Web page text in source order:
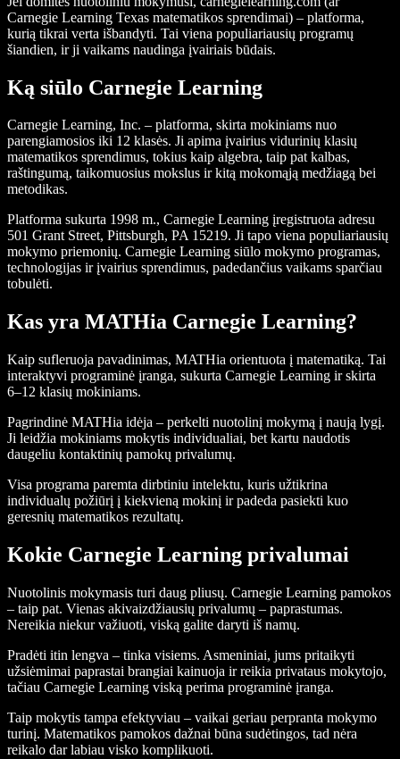
Carnegie Learning Texas matematikos sprendimai) – platforma,
kurią tikrai verta išbandyti. Tai viena populiariausių programų
šiandien, ir ji vaikams naudinga įvairiais būdais.
Ką siūlo Carnegie Learning
Carnegie Learning, Inc. – platforma, skirta mokiniams nuo
parengiamosios iki 12 klasės. Ji apima įvairius vidurinių klasių
matematikos sprendimus, tokius kaip algebra, taip pat kalbas,
raštingumą, taikomuosius mokslus ir kitą mokomąją medžiagą bei
metodikas.
Platforma sukurta 1998 m., Carnegie Learning įregistruota adresu
501 Grant Street, Pittsburgh, PA 15219. Ji tapo viena populiariausių
mokymo priemonių. Carnegie Learning siūlo mokymo programas,
technologijas ir įvairius sprendimus, padedančius vaikams sparčiau
tobulėti.
Kas yra MATHia Carnegie Learning?
Kaip sufleruoja pavadinimas, MATHia orientuota į matematiką. Tai
interaktyvi programinė įranga, sukurta Carnegie Learning ir skirta
6–12 klasių mokiniams.
Pagrindinė MATHia idėja – perkelti nuotolinį mokymą į naują lygį.
Ji leidžia mokiniams mokytis individualiai, bet kartu naudotis
daugeliu kontaktinių pamokų privalumų.
Visa programa paremta dirbtiniu intelektu, kuris užtikrina
individualų požiūrį į kiekvieną mokinį ir padeda pasiekti kuo
geresnių matematikos rezultatų.
Kokie Carnegie Learning privalumai
Nuotolinis mokymasis turi daug pliusų. Carnegie Learning pamokos
– taip pat. Vienas akivaizdžiausių privalumų – paprastumas.
Nereikia niekur važiuoti, viską galite daryti iš namų.
Pradėti itin lengva – tinka visiems. Asmeniniai, jums pritaikyti
užsiėmimai paprastai brangiai kainuoja ir reikia privataus mokytojo,
tačiau Carnegie Learning viską perima programinė įranga.
Taip mokytis tampa efektyviau – vaikai geriau perpranta mokymo
turinį. Matematikos pamokos dažnai būna sudėtingos, tad nėra
reikalo dar labiau visko komplikuoti.